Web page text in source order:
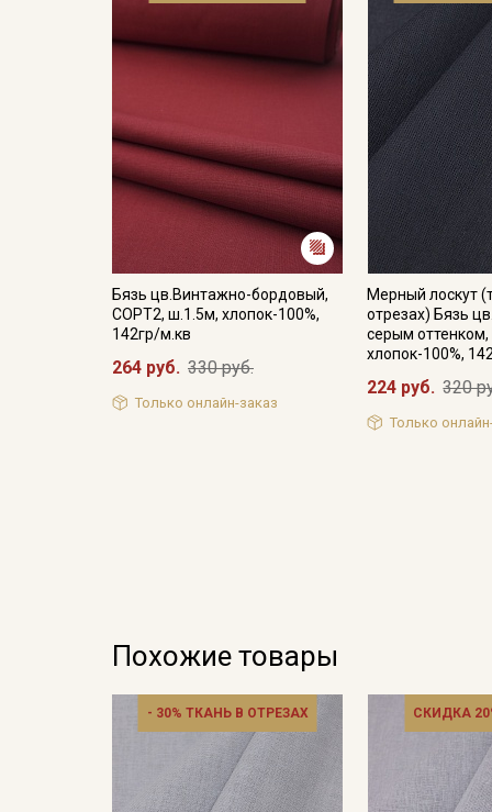
Бязь цв.Винтажно-бордовый,
СОРТ2, ш.1.5м, хлопок-100%,
142гр/м.кв
264 руб. 330 руб.
Только онлайн-заказ
Мерный лоскут
отрезах) Бязь
серым
хлопок-100%,
224 руб. 320
Только
Похожие товары
- 30% ТКАНЬ В ОТРЕЗАХ СКИДКА